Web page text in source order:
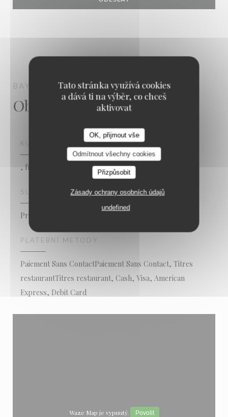
Tato stránka využívá cookies
a dává ti na výběr, co chceš
aktivovat
OK, přijmout vše
Odmítnout všechny cookies
Přizpůsobit
Zásady ochrany osobních údajů
undefined
BAYROUTILYON
Obecné informace
KUCHYNĚ
, fresh product
SLUŽBY
Private Hire, Air Conditioning, ,
PLATEBNÍ METODY
Paiement Sans ContactPaiement Sans Contact, Titres
restaurantTitres restaurant, Cash, Visa, American
Express, Debit Card
Waze Map je vypnutý. Povolit